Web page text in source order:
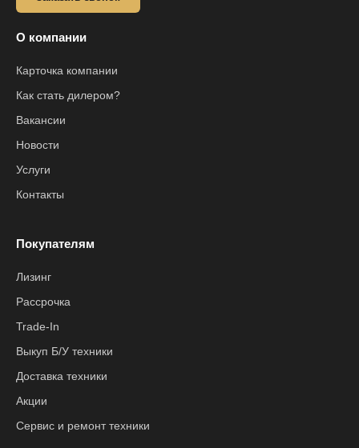
О компании
Карточка компании
Как стать дилером?
Вакансии
Новости
Услуги
Контакты
Покупателям
Лизинг
Рассрочка
Trade-In
Выкуп Б/У техники
Доставка техники
Акции
Сервис и ремонт техники